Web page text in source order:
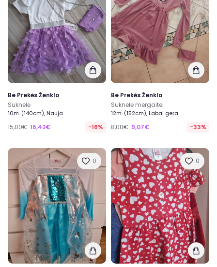
Be Prekės Ženklo
Suknelė
10m. (140cm), Nauja
15,00€ 16,42€ -16%
Be Prekės Ženklo
Suknelė mergaitei
12m. (152cm), Labai gera
8,00€ 9,07€ -33%
0 0